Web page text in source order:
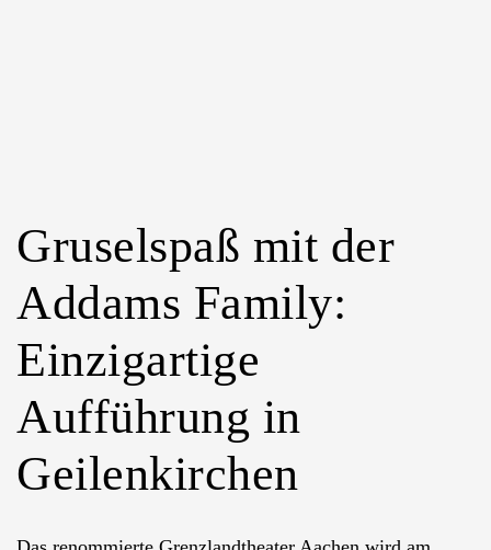
Gruselspaß mit der
Addams Family:
Einzigartige
Aufführung in
Geilenkirchen